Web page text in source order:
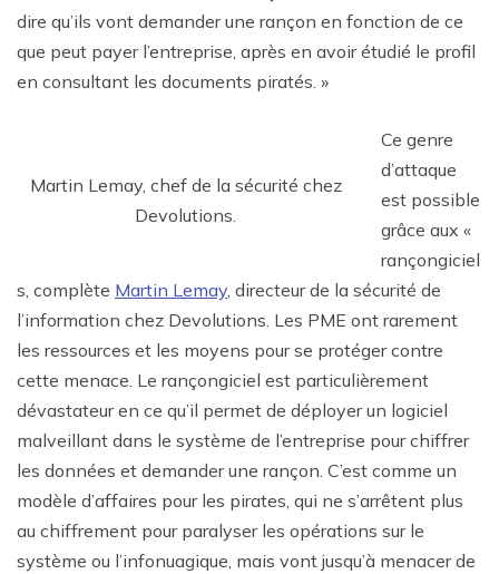
dire qu’ils vont demander une rançon en fonction de ce
que peut payer l’entreprise, après en avoir étudié le profil
en consultant les documents piratés. »
Martin Lemay, chef de la sécurité chez
Devolutions.
Ce genre
d’attaque
est possible
grâce aux «
rançongiciel
s, complète Martin Lemay , directeur de la sécurité de
l’information chez Devolutions. Les PME ont rarement
les ressources et les moyens pour se protéger contre
cette menace. Le rançongiciel est particulièrement
dévastateur en ce qu’il permet de déployer un logiciel
malveillant dans le système de l’entreprise pour chiffrer
les données et demander une rançon. C’est comme un
modèle d’affaires pour les pirates, qui ne s’arrêtent plus
au chiffrement pour paralyser les opérations sur le
système ou l’infonuagique, mais vont jusqu’à menacer de